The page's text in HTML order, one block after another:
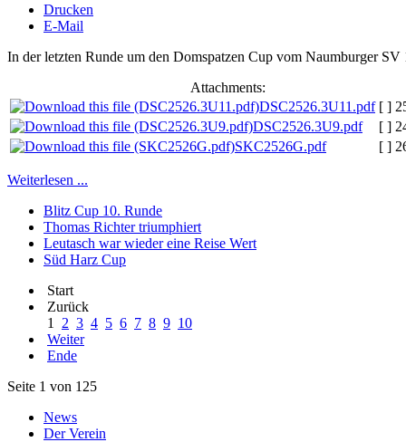
Drucken
E-Mail
In der letzten Runde um den Domspatzen Cup vom Naumburger
Attachments:
DSC2526.3U11.pdf [ ]
DSC2526.3U9.pdf
[ ]
SKC2526G.pdf
[ ]
Weiterlesen ...
Blitz Cup 10. Runde
Thomas Richter triumphiert
Leutasch war wieder eine Reise Wert
Süd Harz Cup
Start
Zurück
1
2 3 4 5 6 7 8 9 10
Weiter
Ende
Seite 1 von 125
News
Der Verein